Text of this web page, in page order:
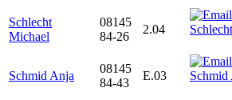
Schlecht
Michael
08145
84-26
2.04
Schmid Anja
08145
84-43
E.03